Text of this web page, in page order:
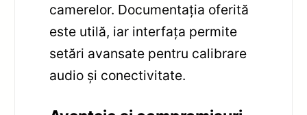
camerelor. Documentația oferită
este utilă, iar interfața permite
setări avansate pentru calibrare
audio și conectivitate.